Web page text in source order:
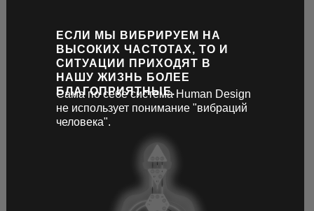
ЕСЛИ МЫ ВИБРИРУЕМ НА
ВЫСОКИХ ЧАСТОТАХ, ТО И
СИТУАЦИИ ПРИХОДЯТ В
НАШУ ЖИЗНЬ БОЛЕЕ
БЛАГОПРИЯТНЫЕ.
Сама по себе система Human Design
не использует понимание "вибраций
человека".